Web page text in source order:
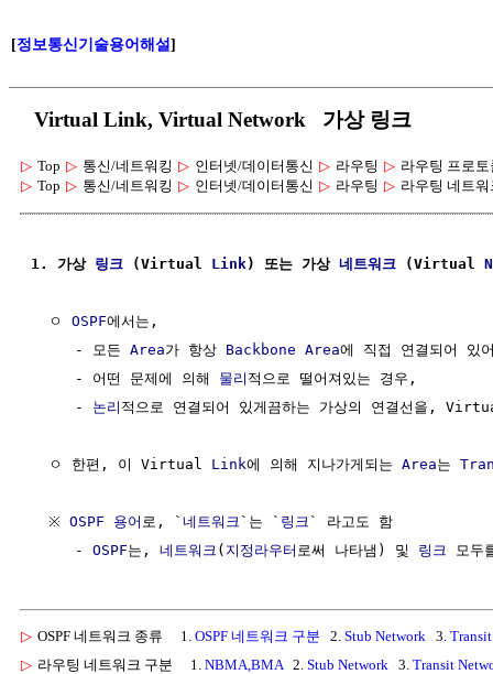
[정보통신기술용어해설]
Virtual Link, Virtual Network 가상 링크
▷ Top ▷ 통신/네트워킹 ▷ 인터넷/데이터통신 ▷ 라우팅 ▷ 라우팅 프로토
▷ Top ▷ 통신/네트워킹 ▷ 인터넷/데이터통신 ▷ 라우팅 ▷ 라우팅 네트
1. 가상 링크 (Virtual Link) 또는 가상 네트워크 (Virtual
  ㅇ
OSPF에서는,
     - 모든
Area가 항상 Backbone Area에 직접 연결되어
     - 어떤 문제에 의해
물리 적으로 떨어져있는 경우,
     -
논리 적으로 연결되어 있게끔하는 가상의 연결선을,
  ㅇ 한편, 이 Virtual
Link에 의해 지나가게되는 Area는
  ※
OSPF 용어 로, ` 네트워크 `는 ` 링크 ` 라고도 함
     -
OSPF는, 네트워크 ( 지정라우터 로써 나타냄) 및 링크 모
▷ OSPF 네트워크 종류 1. OSPF 네트워크 구분 2. Stub Network 3.
▷ 라우팅 네트워크 구분 1. NBMA,BMA 2. Stub Network 3. Transit